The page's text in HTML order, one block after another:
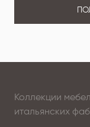
Коллекции
итальянских